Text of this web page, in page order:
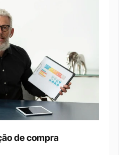
de compra